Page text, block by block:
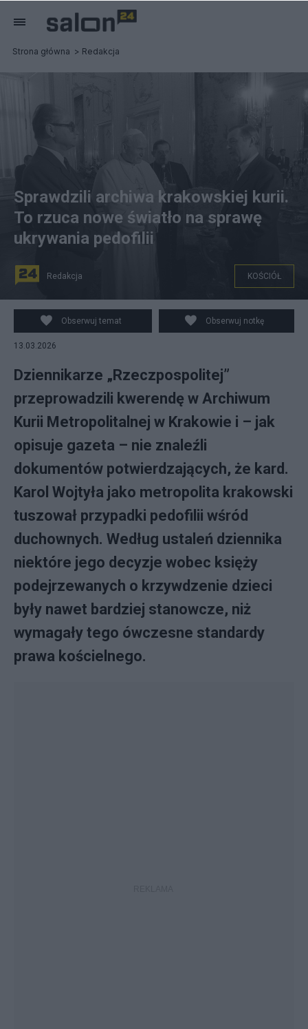
Strona główna Redakcja
n/z: Trzecia pielgrzymka papieża Jana Pawła II do Polski,
8-14 czerwca 1987, połączona z II Krajowym
Kongresem Eucharystycznym. Spotkanie Ojca Świętego
w Zamku Królewskim z przedstawicielami najwyższych
Sprawdzili archiwa krakowskiej kurii.
To rzuca nowe światło na sprawę
ukrywania pedofilii
Redakcja KOŚCIÓŁ
Obserwuj temat Obserwuj notkę
13.03.2026
Dziennikarze „Rzeczpospolitej”
przeprowadzili kwerendę w Archiwum
Kurii Metropolitalnej w Krakowie i – jak
opisuje gazeta – nie znaleźli
dokumentów potwierdzających, że kard.
Karol Wojtyła jako metropolita krakowski
tuszował przypadki pedofilii wśród
duchownych. Według ustaleń dziennika
niektóre jego decyzje wobec księży
podejrzewanych o krzywdzenie dzieci
były nawet bardziej stanowcze, niż
wymagały tego ówczesne standardy
prawa kościelnego.